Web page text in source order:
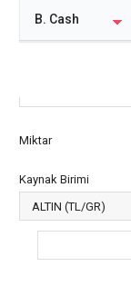
B. Cash
Miktar
Kaynak Birimi